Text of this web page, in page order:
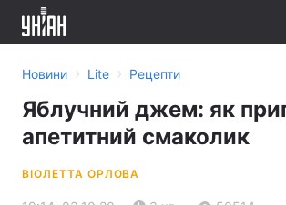
Новини › Lite › Рецепти
Яблучний джем: як
апетитний смаколик
ВІОЛЕТТА ОРЛОВА